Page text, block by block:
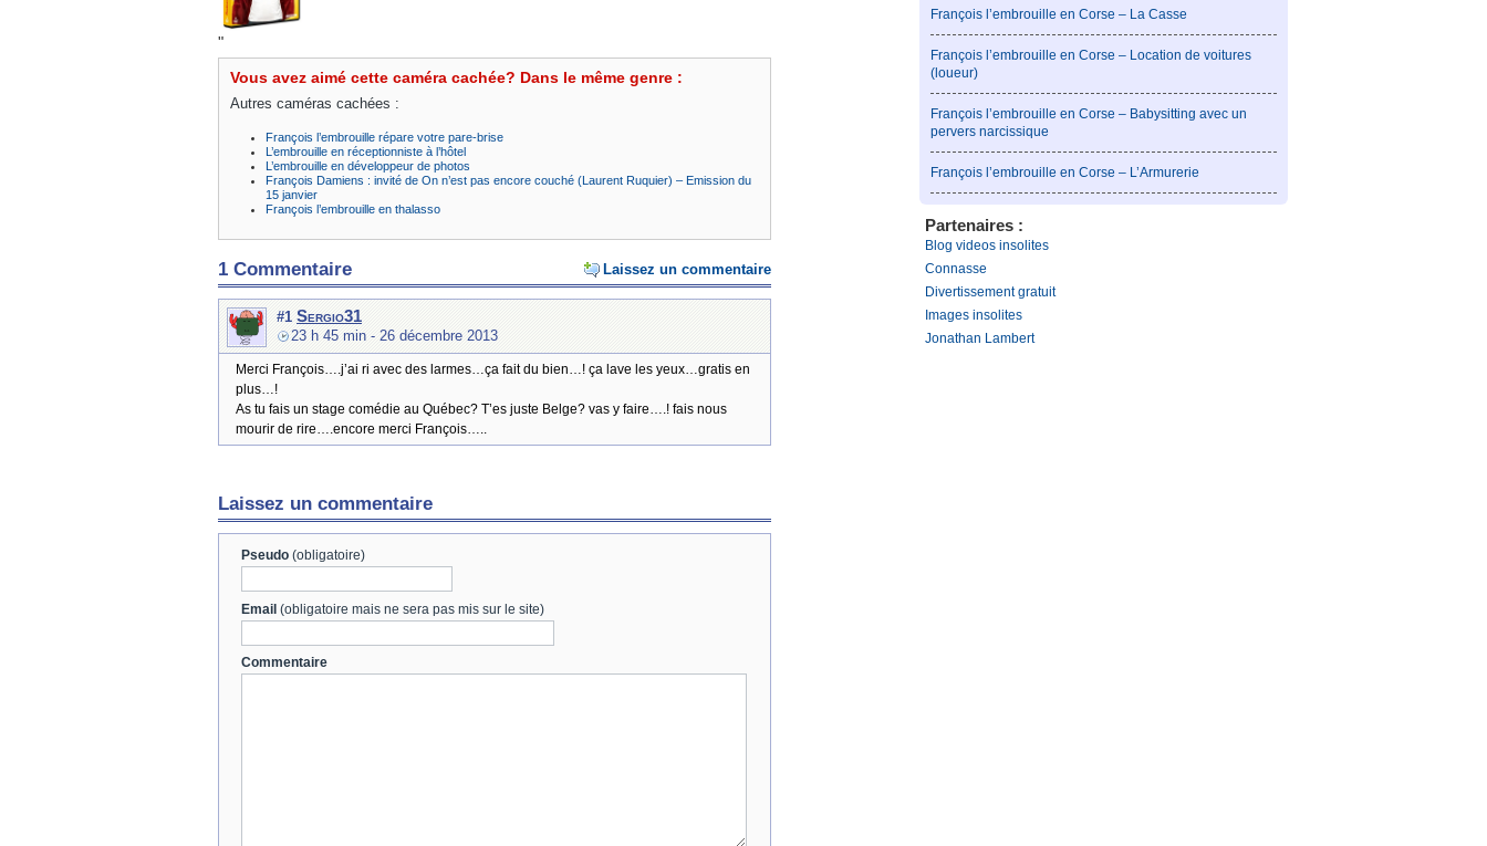
"
Vous avez aimé cette caméra cachée? Dans le même genre :
Autres caméras cachées :
François l’embrouille répare votre pare-brise
L’embrouille en réceptionniste à l’hôtel
L’embrouille en développeur de photos
François Damiens : invité de On n’est pas encore couché (Laurent Ruquier) – Emission du
15 janvier
François l’embrouille en thalasso
Laissez un commentaire
1 Commentaire
#1 Sergio31
23 h 45 min - 26 décembre 2013
Merci François….j’ai ri avec des larmes…ça fait du bien…! ça lave les yeux…gratis en
plus…!
As tu fais un stage comédie au Québec? T’es juste Belge? vas y faire….! fais nous
mourir de rire….encore merci François…..
Laissez un commentaire
Pseudo (obligatoire)
Email (obligatoire mais ne sera pas mis sur le site)
Commentaire
François l’embrouille en Corse – La Casse
François l’embrouille en Corse – Location de voitures
(loueur)
François l’embrouille en Corse – Babysitting avec un
pervers narcissique
François l’embrouille en Corse – L’Armurerie
Partenaires :
Blog videos insolites
Connasse
Divertissement gratuit
Images insolites
Jonathan Lambert